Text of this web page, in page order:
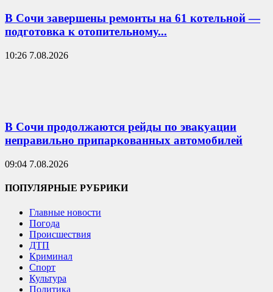
В Сочи завершены ремонты на 61 котельной —
подготовка к отопительному...
10:26 7.08.2026
В Сочи продолжаются рейды по эвакуации
неправильно припаркованных автомобилей
09:04 7.08.2026
ПОПУЛЯРНЫЕ РУБРИКИ
Главные новости
Погода
Происшествия
ДТП
Криминал
Спорт
Культура
Политика